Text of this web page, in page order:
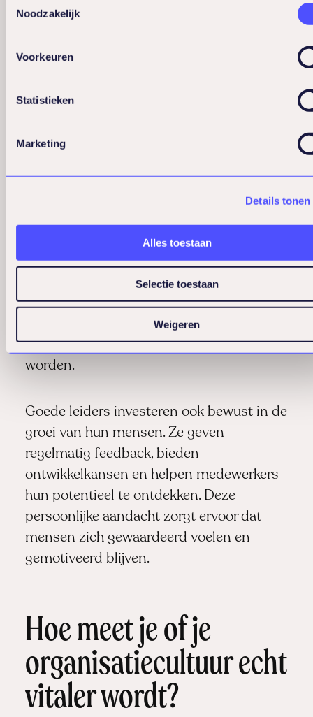
Noodzakelijk
Voorkeuren
Statistieken
Marketing
Details tonen
Alles toestaan
Selectie toestaan
Weigeren
vertrouwen en betrokkenheid op.
Het creëren van een veilige omgeving is
leiders. Medewerkers moeten zich vrij
voelen om ideeën te delen, vragen te
stellen en risico’s te nemen zonder angst
voor negatieve gevolgen. Leiders die dit
mogelijk maken, zien dat hun teams
creatiever, innovatiever en productiever
worden.
Goede leiders investeren ook bewust in de
groei van hun mensen. Ze geven
regelmatig feedback, bieden
ontwikkelkansen en helpen medewerkers
hun potentieel te ontdekken. Deze
persoonlijke aandacht zorgt ervoor dat
mensen zich gewaardeerd voelen en
gemotiveerd blijven.
Hoe meet je of je
organisatiecultuur echt
vitaler wordt?